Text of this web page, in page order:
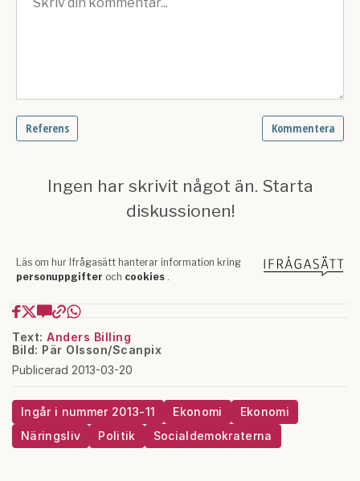
Text: Anders Billing
Bild: Pär Olsson/Scanpix
Publicerad 2013-03-20
Ingår i nummer 2013-11 Ekonomi
Ekonomi
Näringsliv
Politik Socialdemokraterna